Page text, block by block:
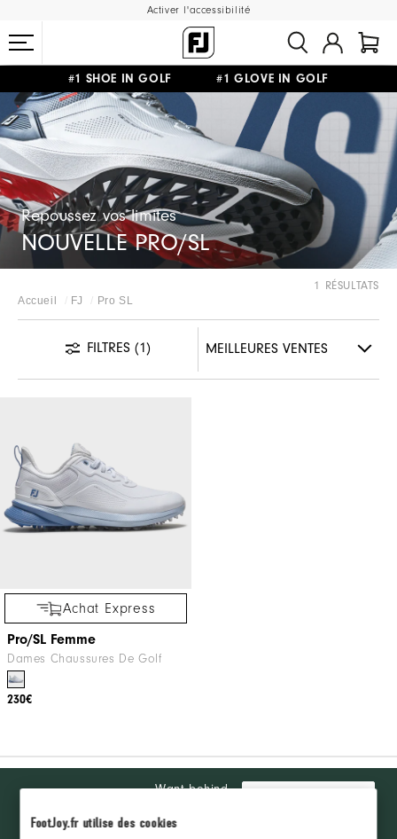
FootJoy.fr utilise des cookies
Activer l'accessibilité
#1 SHOE IN GOLF #1 GLOVE IN GOLF
LIVRAISON OFFERTE
DÈS 99€+ RETOUR GRATUIT
Repoussez vos limites
NOUVELLE PRO/SL
Accueil FJ Pro SL
1 RÉSULTATS
FILTRES (1)
Achat Express
Pro/SL Femme
Dames Chaussures De Golf
230€
Want behind
access and